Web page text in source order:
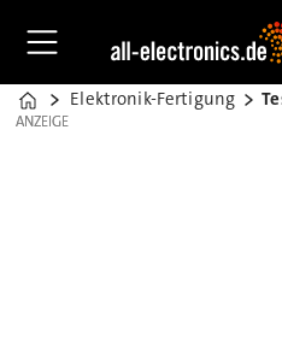
Home
Elektronik-Fertigung
ANZEIGE
ANZEIGE